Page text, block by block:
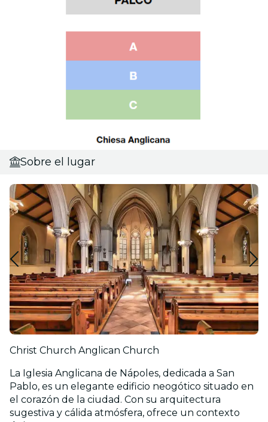
Sobre el lugar
Christ Church Anglican Church
La Iglesia Anglicana de Nápoles, dedicada a San
Pablo, es un elegante edificio neogótico situado en
el corazón de la ciudad. Con su arquitectura
sugestiva y cálida atmósfera, ofrece un contexto